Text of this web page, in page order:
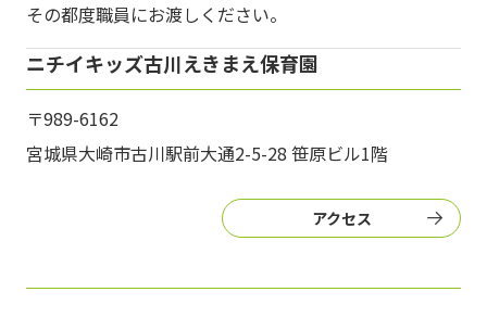
その都度職員にお渡しください。
ニチイキッズ古川えきまえ保育園
〒989-6162
宮城県大崎市古川駅前大通2-5-28 笹原ビル1階
アクセス